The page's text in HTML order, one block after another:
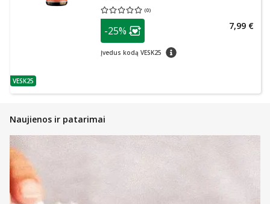
patarimas
VESK25
(0)
Vidutinis įvertinimas 0.00
patarimas
Lojalumo klubo narių nuolaida
-25%
Įvedus kodą VESK25 patarimas
7,99 €
Naujienos ir patarimai